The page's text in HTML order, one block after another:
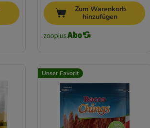
Zum Warenkorb
hinzufügen
Unser Favorit